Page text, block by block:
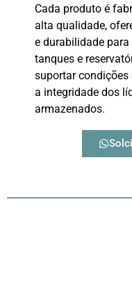
Cada produto é
alta qualidade,
e durabilidade
tanques e
suportar condições
a integridade dos
armazenados.